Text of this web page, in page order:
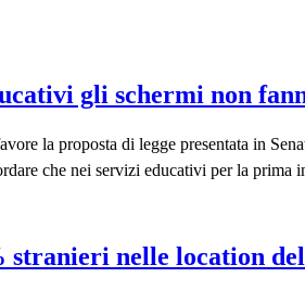
gli schermi non
la proposta di legge presentata in
che nei servizi educativi per la
nelle location